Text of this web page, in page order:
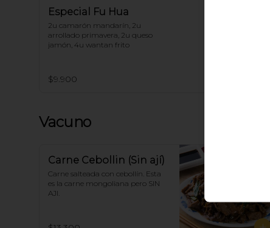
Especial Fu Hua
2u camarón mandarín, 2u
arrollado primavera, 2u queso
jamón, 4u wantan frito
$9.900
Vacuno
Carne Cebollin (Sin ají)
Carne salteada con cebollín. Esta
es la carne mongoliana pero SIN
AJI.